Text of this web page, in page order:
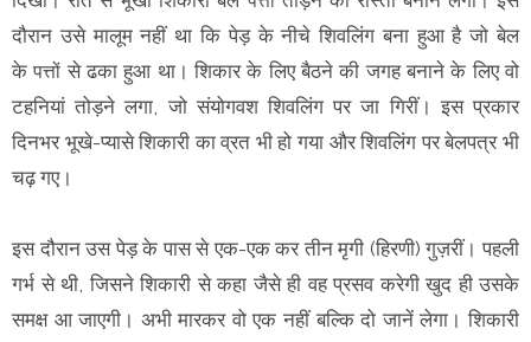
दौरान उसे मालूम नहीं था कि पेड़ के नीचे शिवलिंग बना हुआ है जो बेल
केपत्तोंसे ढका हुआ था। शिकार के लिए बैठने की जगह बनाने के लिए वो
टहनियां तोड़ने लगा, जो संयोगवश शिवलिंग पर जा गिरीं। इस प्रकार
दिनभर भूखे-प्यासे शिकारी का व्रत भी हो गया और शिवलिंग पर बेलपत्र भी
चढ़ गए।
इस दौरान उस पेड़ के पास से एक-एक कर तीन मृगी (हिरणी) गुज़रीं। पहली
गर्भ से थी, जिसने शिकारी से कहा जैसे ही वह प्रसव करेगी खुद ही उसके
समक्ष आ जाएगी। अभी मारकर वो एक नहीं बल्कि दो जानें लेगा। शिकारी